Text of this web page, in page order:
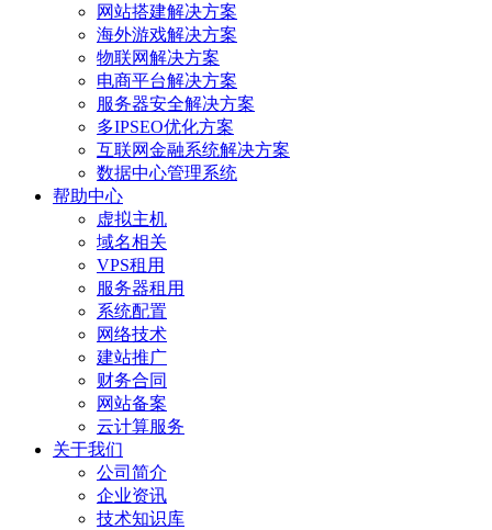
网站搭建解决方案
海外游戏解决方案
物联网解决方案
电商平台解决方案
服务器安全解决方案
多IPSEO优化方案
互联网金融系统解决方案
数据中心管理系统
帮助中心
虚拟主机
域名相关
VPS租用
服务器租用
系统配置
网络技术
建站推广
财务合同
网站备案
云计算服务
关于我们
公司简介
企业资讯
技术知识库